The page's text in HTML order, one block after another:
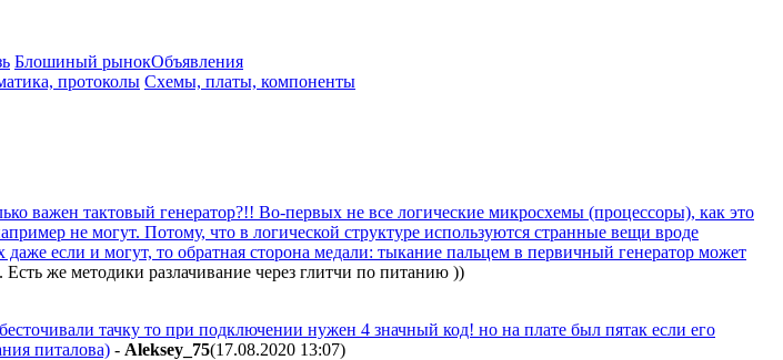
Блошиный рынокОбъявления
протоколы Схемы, платы, компоненты
важен тактовый генератор?!! Во-первых не все логические микросхемы (процессоры), как это
не могут. Потому, что в логической структуре используются странные вещи вроде
если и могут, то обратная сторона медали: тыкание пальцем в первичный генератор может
же методики разлачивание через глитчи по питанию ))
тачку то при подключении нужен 4 значный код! но на плате был пятак если его
питалова) - Aleksey_75(17.08.2020 13:07)